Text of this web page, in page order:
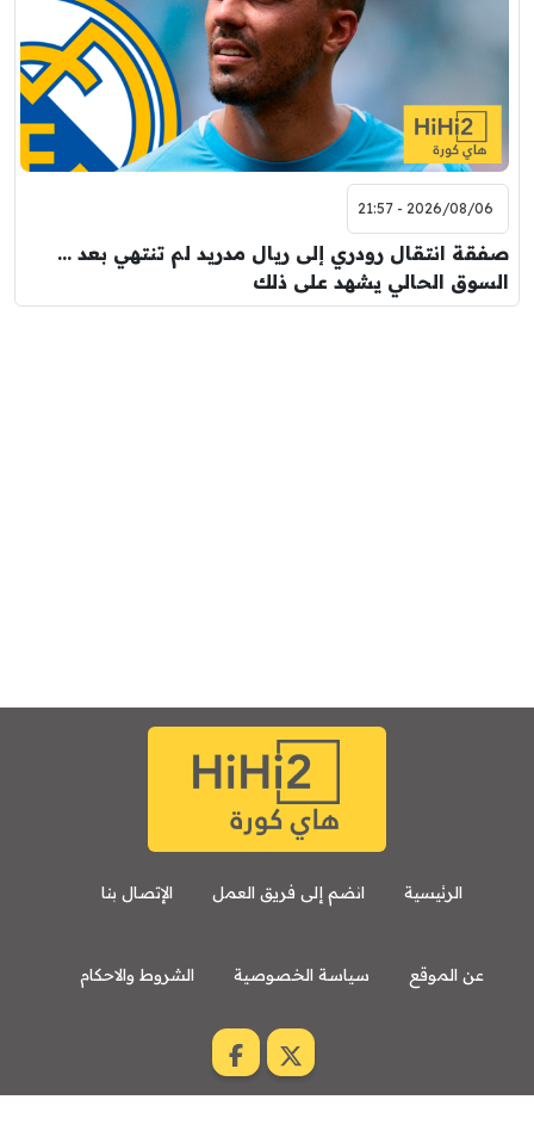
2026/08/06 - 21:57
صفقة انتقال رودري إلى ريال مدريد لم تنتهي بعد …
السوق الحالي يشهد على ذلك
الرئيسية انضم إلى فريق العمل الإتصال بنا
عن الموقع سياسة الخصوصية الشروط والاحكام